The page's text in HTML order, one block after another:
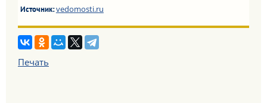
Источник:vedomosti.ru
Печать